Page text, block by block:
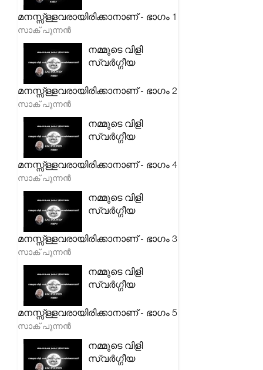
മനസ്സ്ള്ളവരായിരിക്കാനാണ് - ഭാഗം 1
സാക് പുന്നൻ
നമ്മുടെ വിളി
സ്വർഗ്ഗീയ
മനസ്സ്ള്ളവരായിരിക്കാനാണ് - ഭാഗം 2
സാക് പുന്നൻ
നമ്മുടെ വിളി
സ്വർഗ്ഗീയ
മനസ്സ്ള്ളവരായിരിക്കാനാണ് - ഭാഗം 4
സാക് പുന്നൻ
നമ്മുടെ വിളി
സ്വർഗ്ഗീയ
മനസ്സ്ള്ളവരായിരിക്കാനാണ് - ഭാഗം 3
സാക് പുന്നൻ
നമ്മുടെ വിളി
സ്വർഗ്ഗീയ
മനസ്സ്ള്ളവരായിരിക്കാനാണ് - ഭാഗം 5
സാക് പുന്നൻ
നമ്മുടെ വിളി
സ്വർഗ്ഗീയ